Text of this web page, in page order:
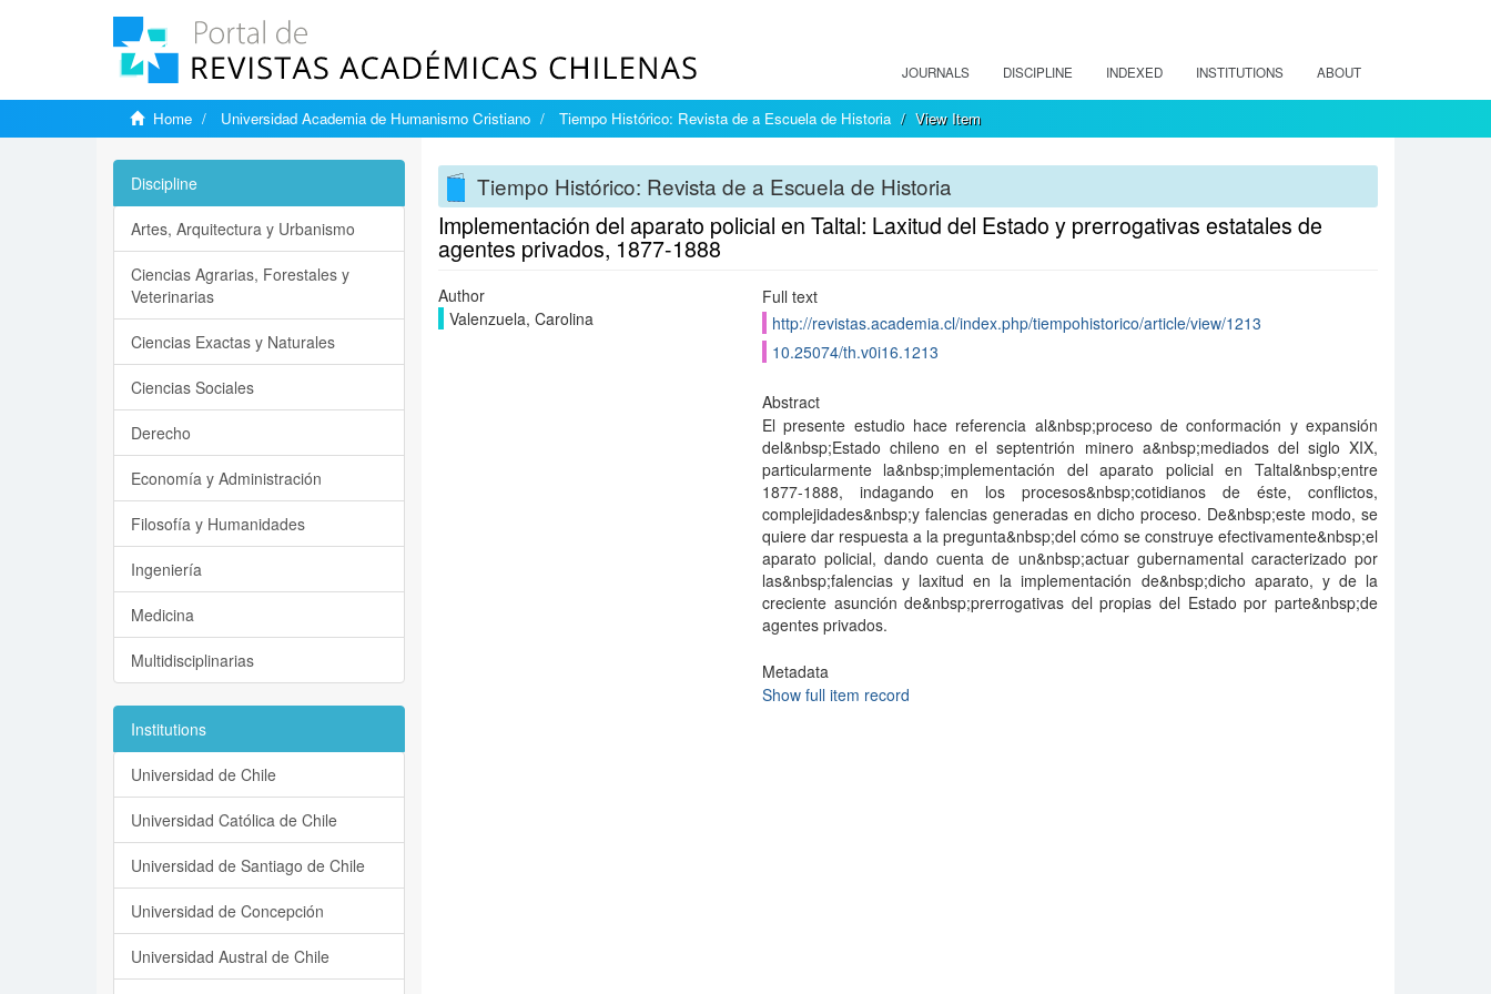
JOURNALS DISCIPLINE INDEXED INSTITUTIONS ABOUT
Home Universidad Academia de Humanismo Cristiano Tiempo Histórico: Revista de a Escuela de Historia View Item
Tiempo Histórico: Revista de a Escuela de Historia
Implementación del aparato policial en Taltal: Laxitud del Estado y prerrogativas estatales de
agentes privados, 1877-1888
Author
Valenzuela, Carolina
Full text
http://revistas.academia.cl/index.php/tiempohistorico/article/view/1213
10.25074/th.v0i16.1213
Abstract
El presente estudio hace referencia al&nbsp;proceso de conformación y expansión
del&nbsp;Estado chileno en el septentrión minero a&nbsp;mediados del siglo XIX,
particularmente la&nbsp;implementación del aparato policial en Taltal&nbsp;entre
1877-1888, indagando en los procesos&nbsp;cotidianos de éste, conflictos,
complejidades&nbsp;y falencias generadas en dicho proceso. De&nbsp;este modo, se
quiere dar respuesta a la pregunta&nbsp;del cómo se construye efectivamente&nbsp;el
aparato policial, dando cuenta de un&nbsp;actuar gubernamental caracterizado por
las&nbsp;falencias y laxitud en la implementación de&nbsp;dicho aparato, y de la
creciente asunción de&nbsp;prerrogativas del propias del Estado por parte&nbsp;de
agentes privados.
Metadata
Show full item record
Discipline
Artes, Arquitectura y Urbanismo
Ciencias Agrarias, Forestales y
Veterinarias
Ciencias Exactas y Naturales
Ciencias Sociales
Derecho
Economía y Administración
Filosofía y Humanidades
Ingeniería
Medicina
Multidisciplinarias
Institutions
Universidad de Chile
Universidad Católica de Chile
Universidad de Santiago de Chile
Universidad de Concepción
Universidad Austral de Chile